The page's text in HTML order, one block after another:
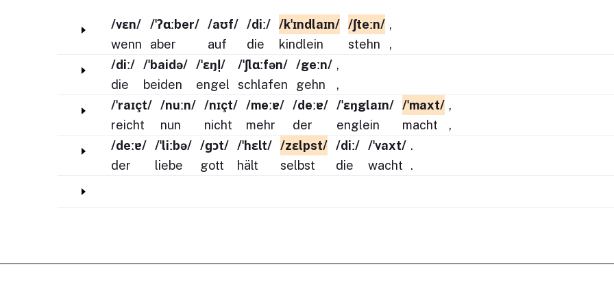
/vɛn/
wenn
/ˈʔɑːber/
aber
/aʊf/
auf
/diː/
die
/kˈɪndlaɪn/
kindlein
/ʃteːn/
stehn
,
,
/diː/
die
/ˈbaidə/
beiden
/ˈɛŋl̩/
engel
/ˈʃlɑːfən/
schlafen
/geːn/
gehn
,
,
/ˈraɪçt/
reicht
/nuːn/
nun
/nɪçt/
nicht
/meːɐ/
mehr
/deːɐ/
der
/ˈɛŋglaɪn/
englein
/ˈmaxt/
macht
,
,
/deːɐ/
der
/ˈliːbə/
liebe
/ɡɔt/
gott
/ˈhɛlt/
hält
/zɛlpst/
selbst
/diː/
die
/ˈvaxt/
wacht
.
.